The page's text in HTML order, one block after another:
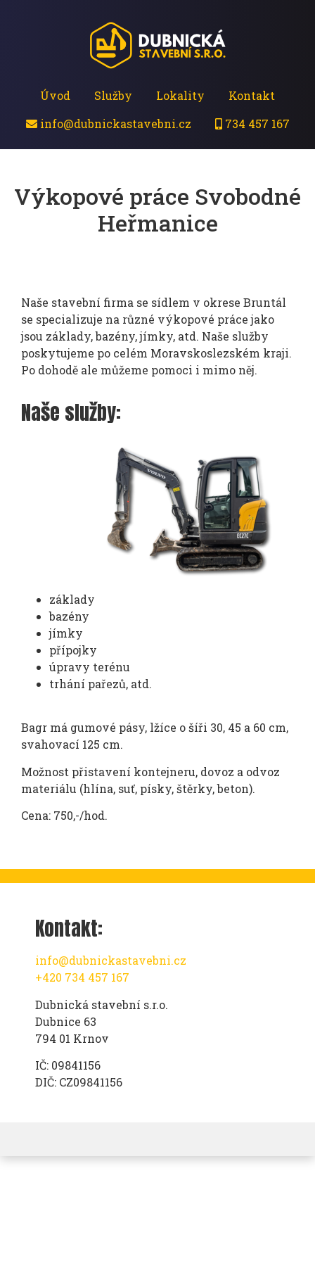
Úvod Služby Lokality
Kontakt
info@dubnickastavebni.cz
734 457 167
Výkopové práce Svobodné
Heřmanice
Naše stavební firma se sídlem v okrese Bruntál
se specializuje na různé výkopové práce jako
jsou základy, bazény, jímky, atd. Naše služby
poskytujeme po celém Moravskoslezském kraji.
Po dohodě ale můžeme pomoci i mimo něj.
Naše služby:
základy
bazény
jímky
přípojky
úpravy terénu
trhání pařezů, atd.
Bagr má gumové pásy, lžíce o šíři 30, 45 a 60 cm,
svahovací 125 cm.
Možnost přistavení kontejneru, dovoz a odvoz
materiálu (hlína, suť, písky, štěrky, beton).
Cena: 750,-/hod.
Kontakt:
info@dubnickastavebni.cz
+420 734 457 167
Dubnická stavební s.r.o.
Dubnice 63
794 01 Krnov
IČ: 09841156
DIČ: CZ09841156